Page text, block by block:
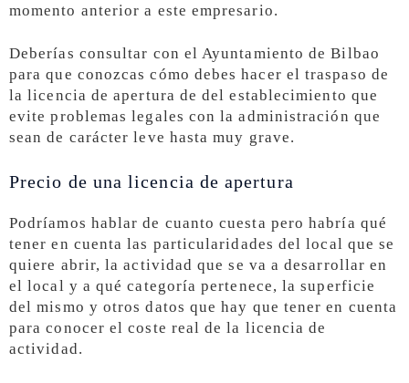
momento anterior a este empresario.
Deberías consultar con el Ayuntamiento de Bilbao
para que conozcas cómo debes hacer el traspaso de
la licencia de apertura de del establecimiento que
evite problemas legales con la administración que
sean de carácter leve hasta muy grave.
Precio de una licencia de apertura
Podríamos hablar de cuanto cuesta pero habría qué
tener en cuenta las particularidades del local que se
quiere abrir, la actividad que se va a desarrollar en
el local y a qué categoría pertenece, la superficie
del mismo y otros datos que hay que tener en cuenta
para conocer el coste real de la licencia de
actividad.